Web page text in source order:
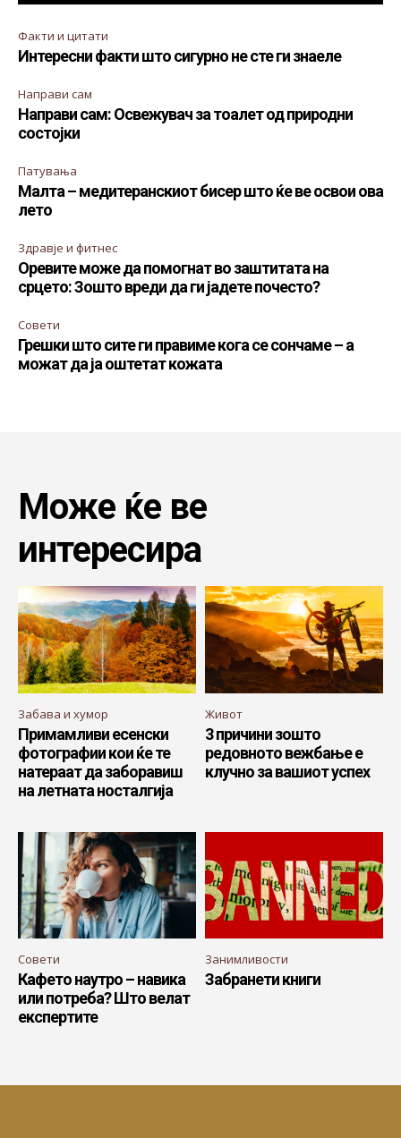
Факти и цитати
Интересни факти што сигурно не сте ги знаеле
Направи сам
Направи сам: Освежувач за тоалет од природни
состојки
Патувања
Малта – медитеранскиот бисер што ќе ве освои ова
лето
Здравје и фитнес
Оревите може да помогнат во заштитата на
срцето: Зошто вреди да ги јадете почесто?
Совети
Грешки што сите ги правиме кога се сончаме – а
можат да ја оштетат кожата
Може ќе ве
интересира
Забава и хумор
Примамливи есенски
фотографии кои ќе те
натераат да заборавиш
на летната носталгија
Живот
3 причини зошто
редовното вежбање е
клучно за вашиот успех
Совети
Кафето наутро – навика
или потреба? Што велат
експертите
Занимливости
Забранети книги